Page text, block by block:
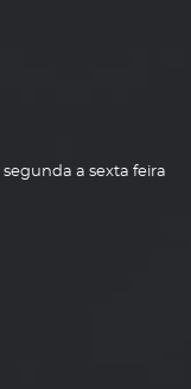
a sexta feira